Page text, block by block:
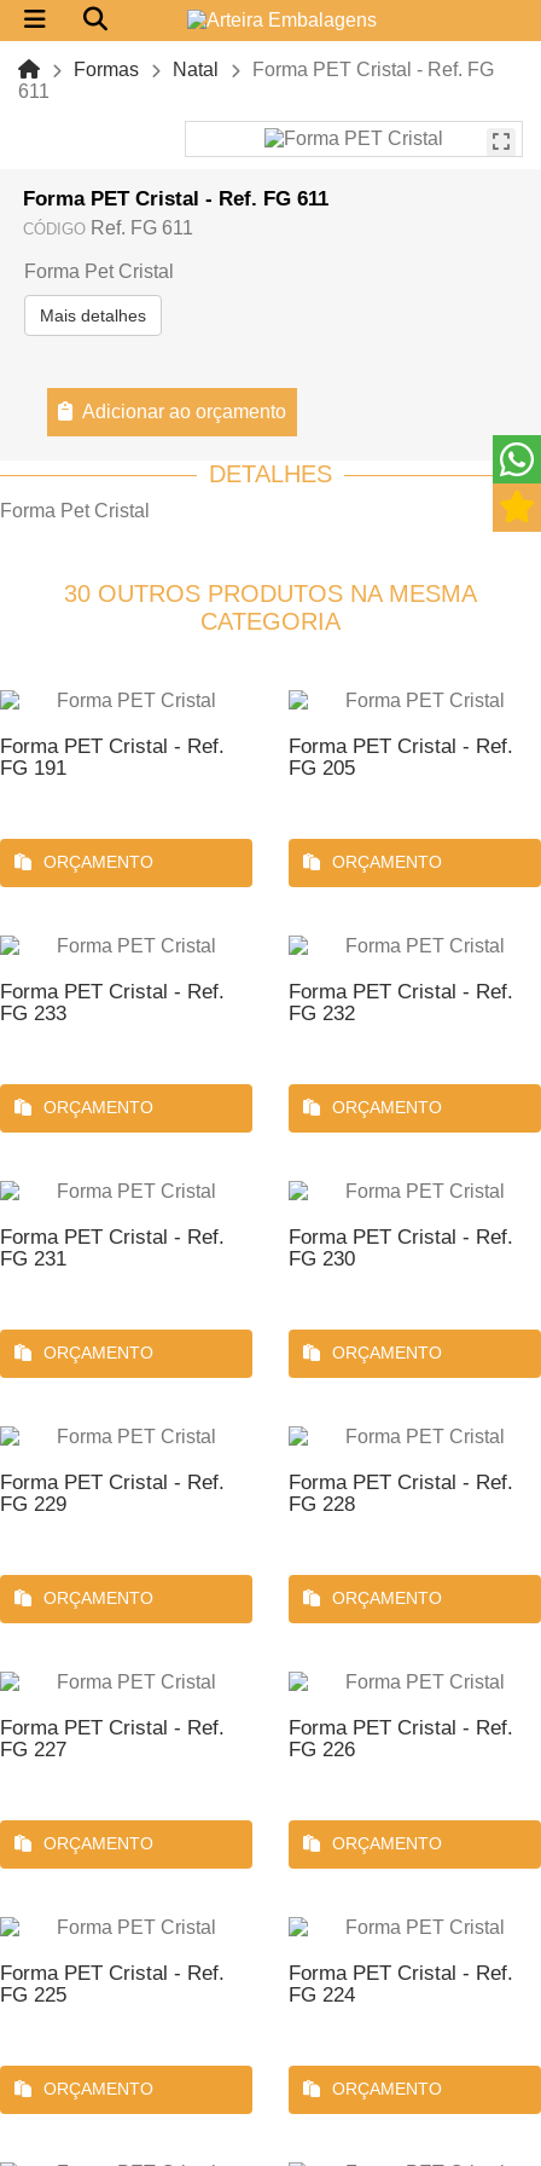
Formas Natal
Forma PET Cristal - Ref. FG
611
Forma PET Cristal - Ref. FG 611
CÓDIGO Ref. FG 611
Forma Pet Cristal
Mais detalhes
Adicionar ao orçamento
DETALHES
Forma Pet Cristal
30 OUTROS PRODUTOS NA MESMA
CATEGORIA
Forma PET Cristal - Ref.
FG 191
ORÇAMENTO
Forma PET Cristal - Ref.
FG 205
ORÇAMENTO
Forma PET Cristal - Ref.
FG 233
ORÇAMENTO
Forma PET Cristal - Ref.
FG 232
ORÇAMENTO
Forma PET Cristal - Ref.
FG 231
ORÇAMENTO
Forma PET Cristal - Ref.
FG 230
ORÇAMENTO
Forma PET Cristal - Ref.
FG 229
ORÇAMENTO
Forma PET Cristal - Ref.
FG 228
ORÇAMENTO
Forma PET Cristal - Ref.
FG 227
ORÇAMENTO
Forma PET Cristal - Ref.
FG 226
ORÇAMENTO
Forma PET Cristal - Ref.
FG 225
ORÇAMENTO
Forma PET Cristal - Ref.
FG 224
ORÇAMENTO